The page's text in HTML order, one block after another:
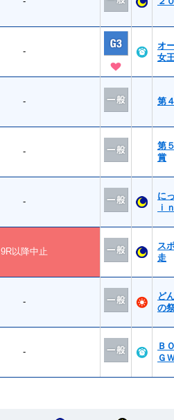
-
オ
女
- 第
-
第
賞
-
に
ｉ
9R以降中止
ス
走
-
ど
の
-
Ｂ
Ｇ